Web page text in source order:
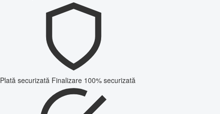
Plată securizată Finalizare 100% securizată